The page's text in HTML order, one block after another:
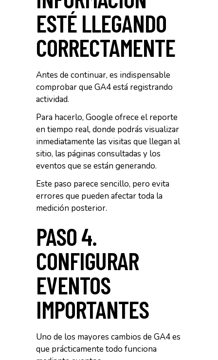
ESTÉ LLEGANDO
CORRECTAMENTE
Antes de continuar, es indispensable
comprobar que GA4 está registrando
actividad.
Para hacerlo, Google ofrece el reporte
en tiempo real, donde podrás visualizar
inmediatamente las visitas que llegan al
sitio, las páginas consultadas y los
eventos que se están generando.
Este paso parece sencillo, pero evita
errores que pueden afectar toda la
medición posterior.
PASO 4.
CONFIGURAR
EVENTOS
IMPORTANTES
Uno de los mayores cambios de GA4 es
que prácticamente todo funciona